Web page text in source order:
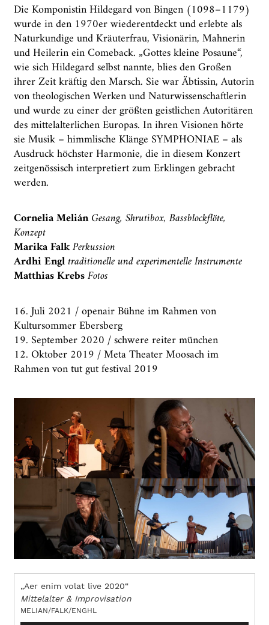
Die Komponistin Hildegard von Bingen (1098–1179)
wurde in den 1970er wiederentdeckt und erlebte als
Naturkundige und Kräuterfrau, Visionärin, Mahnerin
und Heilerin ein Comeback. „Gottes kleine Posaune“,
wie sich Hildegard selbst nannte, blies den Großen
ihrer Zeit kräftig den Marsch. Sie war Äbtissin, Autorin
von theologischen Werken und Naturwissenschaftlerin
und wurde zu einer der größten geistlichen Autoritären
des mittelalterlichen Europas. In ihren Visionen hörte
sie Musik – himmlische Klänge SYMPHONIAE – als
Ausdruck höchster Harmonie, die in diesem Konzert
zeitgenössisch interpretiert zum Erklingen gebracht
werden.
Cornelia MeliánGesang, Shrutibox, Bassblockflöte,
Konzept
Marika FalkPerkussion
Ardhi Engltraditionelle und experimentelle Instrumente
Matthias KrebsFotos
16. Juli 2021 / openair Bühne im Rahmen von
Kultursommer Ebersberg
19. September 2020 / schwere reiter münchen
12. Oktober 2019 / Meta Theater Moosach im
Rahmen von tut gut festival 2019
„Aer enim volat live 2020“
Mittelalter & Improvisation
MELIAN/FALK/ENGHL